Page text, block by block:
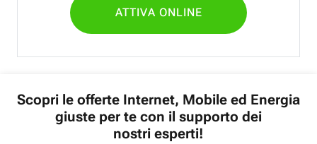
ATTIVA ONLINE
Scopri le offerte Internet, Mobile ed Energia
giuste per te con il supporto dei
nostri esperti!